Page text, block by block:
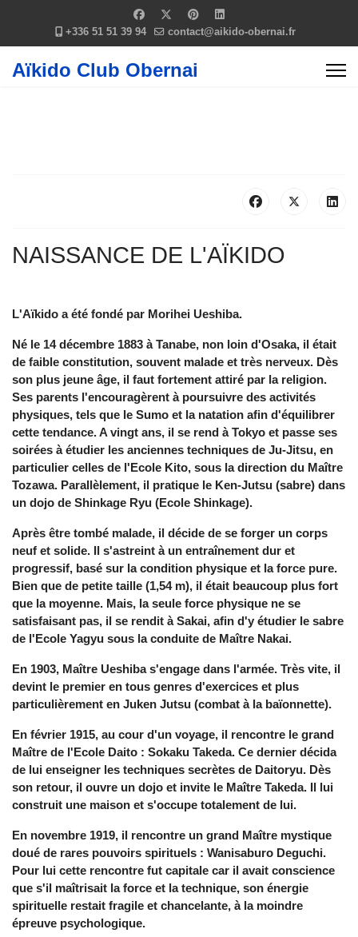
+336 51 51 39 94 contact@aikido-obernai.fr
Aïkido Club Obernai
NAISSANCE DE L'AÏKIDO
L'Aïkido a été fondé par Morihei Ueshiba.
Né le 14 décembre 1883 à Tanabe, non loin d'Osaka, il était
de faible constitution, souvent malade et très nerveux. Dès
son plus jeune âge, il faut fortement attiré par la religion.
Ses parents l'encouragèrent à poursuivre des activités
physiques, tels que le Sumo et la natation afin d'équilibrer
cette tendance. A vingt ans, il se rend à Tokyo et passe ses
soirées à étudier les anciennes techniques de Ju-Jitsu, en
particulier celles de l'Ecole Kito, sous la direction du Maître
Tozawa. Parallèlement, il pratique le Ken-Jutsu (sabre) dans
un dojo de Shinkage Ryu (Ecole Shinkage).
Après être tombé malade, il décide de se forger un corps
neuf et solide. Il s'astreint à un entraînement dur et
progressif, basé sur la condition physique et la force pure.
Bien que de petite taille (1,54 m), il était beaucoup plus fort
que la moyenne. Mais, la seule force physique ne se
satisfaisant pas, il se rendit à Sakai, afin d'y étudier le sabre
de l'Ecole Yagyu sous la conduite de Maître Nakai.
En 1903, Maître Ueshiba s'engage dans l'armée. Très vite, il
devint le premier en tous genres d'exercices et plus
particulièrement en Juken Jutsu (combat à la baïonnette).
En février 1915, au cour d'un voyage, il rencontre le grand
Maître de l'Ecole Daito : Sokaku Takeda. Ce dernier décida
de lui enseigner les techniques secrètes de Daitoryu. Dès
son retour, il ouvre un dojo et invite le Maître Takeda. Il lui
construit une maison et s'occupe totalement de lui.
En novembre 1919, il rencontre un grand Maître mystique
doué de rares pouvoirs spirituels : Wanisaburo Deguchi.
Pour lui cette rencontre fut capitale car il avait conscience
que s'il maîtrisait la force et la technique, son énergie
spirituelle restait fragile et chancelante, à la moindre
épreuve psychologique.